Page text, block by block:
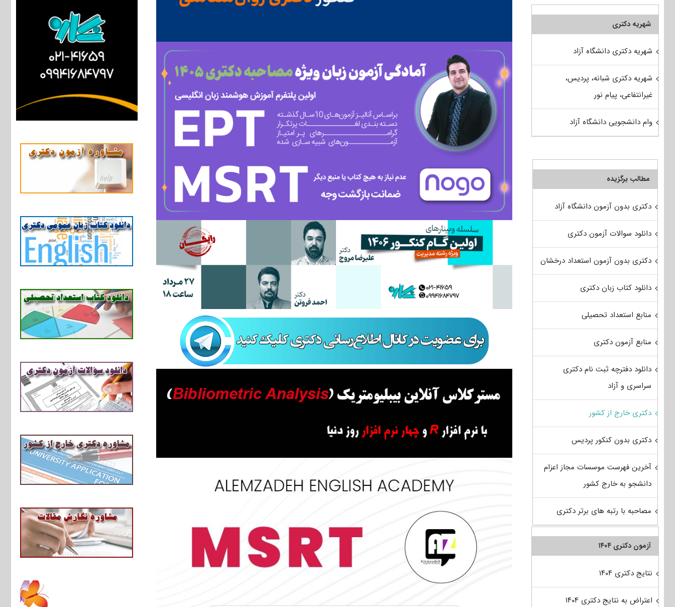
شهریه دکتری
شهریه دکتری دانشگاه آزاد
شهریه دکتری شبانه، پردیس،
غیرانتفاعی، پیام نور
وام دانشجویی دانشگاه آزاد
مطالب برگزیده
دکتری بدون آزمون دانشگاه آزاد
دانلود سوالات آزمون دکتری
دکتری بدون آزمون استعداد درخشان
دانلود کتاب زبان دکتری
منابع استعداد تحصیلی
منابع آزمون دکتری
دانلود دفترچه ثبت نام دکتری
سراسری و آزاد
دکتری خارج از کشور
دکتری بدون کنکور پردیس
آخرین فهرست موسسات مجاز اعزام
دانشجو به خارج کشور
مصاحبه با رتبه های برتر دکتری
آزمون دکتری ۱۴۰۴
نتایج دکتری ۱۴۰۴
اعتراض به نتایج دکتری ۱۴۰۴